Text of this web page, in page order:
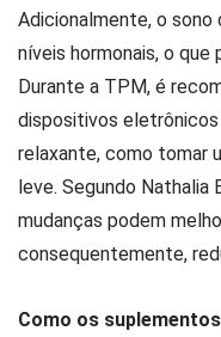
Adicionalmente, o sono
níveis hormonais, o que
Durante a TPM, é
dispositivos
relaxante, como tomar
leve. Segundo Nathalia
mudanças podem
consequentemente,
Como os